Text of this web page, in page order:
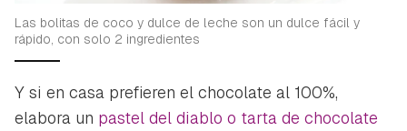
Las bolitas de coco y dulce de leche son un dulce fácil y
rápido, con solo 2 ingredientes
Y si en casa prefieren el chocolate al 100%,
elabora un pastel del diablo o tarta de chocolate